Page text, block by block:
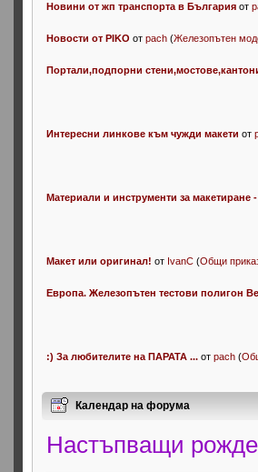
Новини от жп транспорта в България от
Новости от PIKO отpach (Железопътен
Портали,подпорни
Интересни линкове към чужди макети от
Материали и инструменти за макетиране
Макет или оригинал! от IvanC (Общи
Eвропа. Железопътен тестови полигон
:) За любителите на ПАРАТА ... отpach (
Календар на форума
Настъпващи